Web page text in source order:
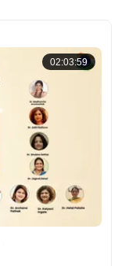
02:03:59